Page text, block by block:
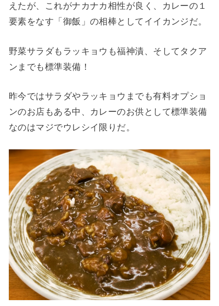
えたが、これがナカナカ相性が良く、カレーの１
要素をなす「御飯」の相棒としてイイカンジだ。
野菜サラダもラッキョウも福神漬、そしてタクア
ンまでも標準装備！
昨今ではサラダやラッキョウまでも有料オプショ
ンのお店もある中、カレーのお供として標準装備
なのはマジでウレシイ限りだ。